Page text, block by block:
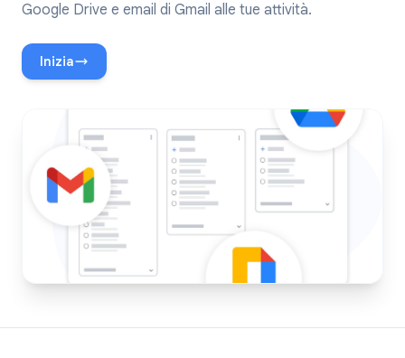
Google Drive e email di Gmail alle tue attività.
Inizia